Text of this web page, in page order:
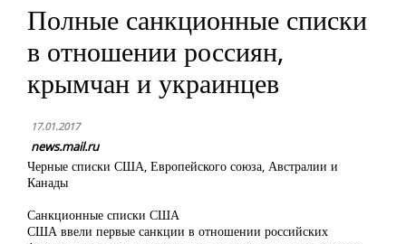
Полные санкционные списки
в отношении россиян,
крымчан и украинцев
17.01.2017
news.mail.ru
Черные списки США, Европейского союза, Австралии и
Канады
Санкционные списки США
США ввели первые санкции в отношении российских